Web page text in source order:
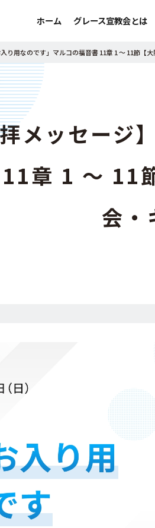
ホーム グレース宣教会とは
り用なのです」マルコの福音書 11章 1 ～ 11節【
メッセージ
章 1 ～ 11
会・